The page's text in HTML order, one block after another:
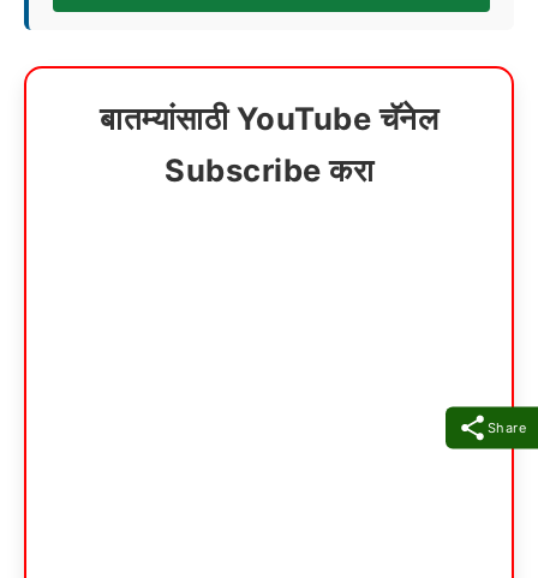
Share
बातम्यांसाठी YouTube चॅनेल
Subscribe करा